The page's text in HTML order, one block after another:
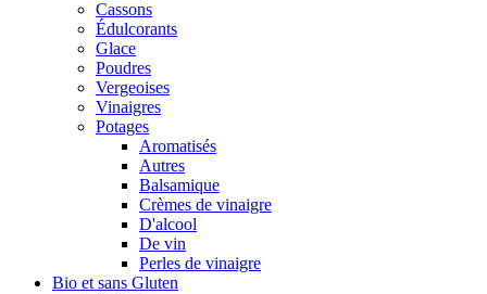
Cassons
Édulcorants
Glace
Poudres
Vergeoises
Vinaigres
Potages
Aromatisés
Autres
Balsamique
Crèmes de vinaigre
D'alcool
De vin
Perles de vinaigre
Bio et sans Gluten